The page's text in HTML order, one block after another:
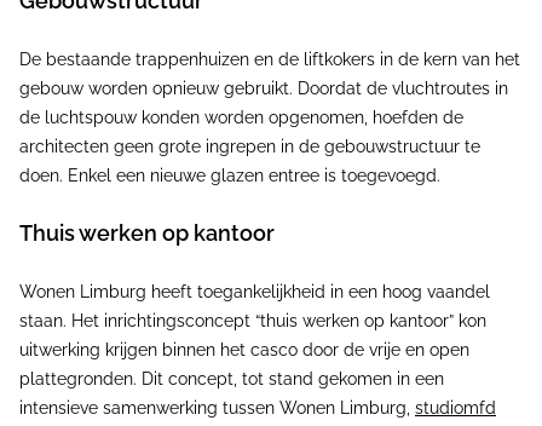
De bestaande trappenhuizen en de liftkokers in de kern van het
gebouw worden opnieuw gebruikt. Doordat de vluchtroutes in
de luchtspouw konden worden opgenomen, hoefden de
architecten geen grote ingrepen in de gebouwstructuur te
doen. Enkel een nieuwe glazen entree is toegevoegd.
Thuis werken op kantoor
Wonen Limburg heeft toegankelijkheid in een hoog vaandel
staan. Het inrichtingsconcept “thuis werken op kantoor” kon
uitwerking krijgen binnen het casco door de vrije en open
plattegronden. Dit concept, tot stand gekomen in een
intensieve samenwerking tussen Wonen Limburg, studiomfd